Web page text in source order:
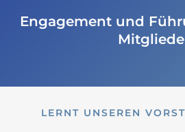
Engagement und
LERNT UNSEREN